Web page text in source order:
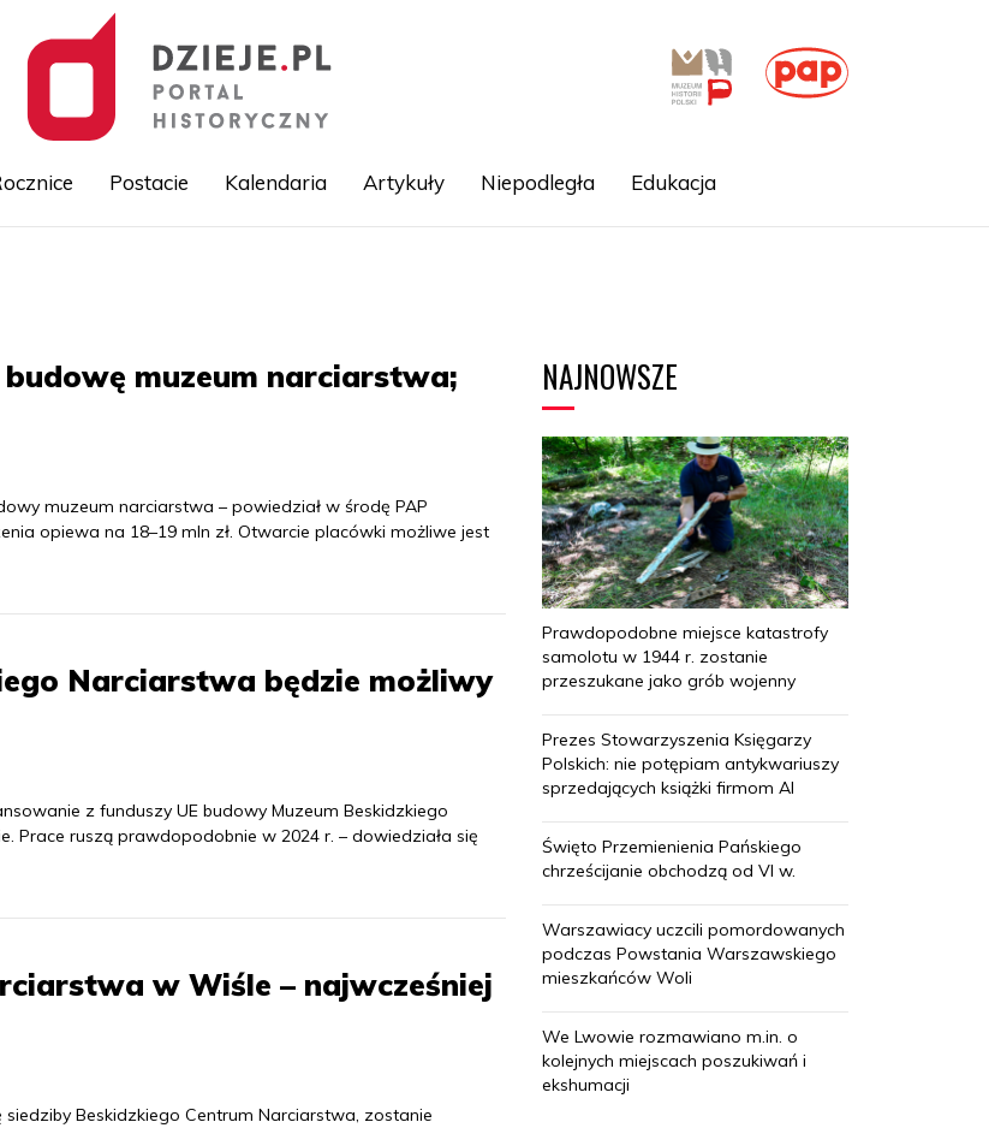
Postacie Kalendaria Artykuły Niepodległa Edukacja
muzeum narciarstwa;
muzeum narciarstwa – powiedział w środę PAP
opiewa na 18–19 mln zł. Otwarcie placówki możliwe jest
Narciarstwa będzie możliwy
z funduszy UE budowy Muzeum Beskidzkiego
Prace ruszą prawdopodobnie w 2024 r. – dowiedziała się
w Wiśle – najwcześniej
Beskidzkiego Centrum Narciarstwa, zostanie
NAJNOWSZE
Prawdopodobne miejsce katastrofy
samolotu w 1944 r. zostanie
przeszukane jako grób wojenny
Prezes Stowarzyszenia Księgarzy
Polskich: nie potępiam antykwariuszy
sprzedających książki firmom AI
Święto Przemienienia Pańskiego
chrześcijanie obchodzą od VI w.
Warszawiacy uczcili pomordowanych
podczas Powstania Warszawskiego
mieszkańców Woli
We Lwowie rozmawiano m.in. o
kolejnych miejscach poszukiwań i
ekshumacji